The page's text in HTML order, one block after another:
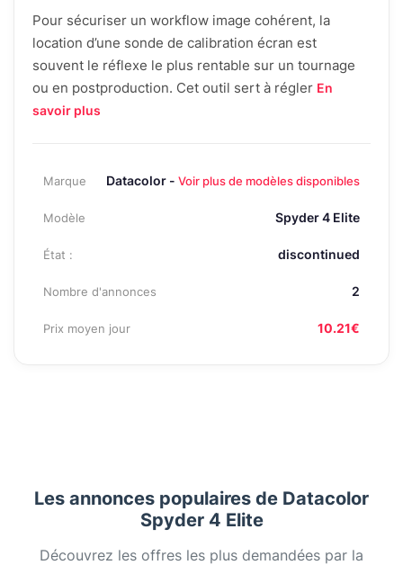
Pour sécuriser un workflow image cohérent, la
location d’une sonde de calibration écran est
souvent le réflexe le plus rentable sur un tournage
ou en postproduction. Cet outil sert à régler En
savoir plus
Marque Datacolor - Voir plus de modèles disponibles
Modèle Spyder 4 Elite
État : discontinued
Nombre d'annonces 2
Prix moyen jour 10.21€
Les annonces populaires de Datacolor
Spyder 4 Elite
Découvrez les offres les plus demandées par la